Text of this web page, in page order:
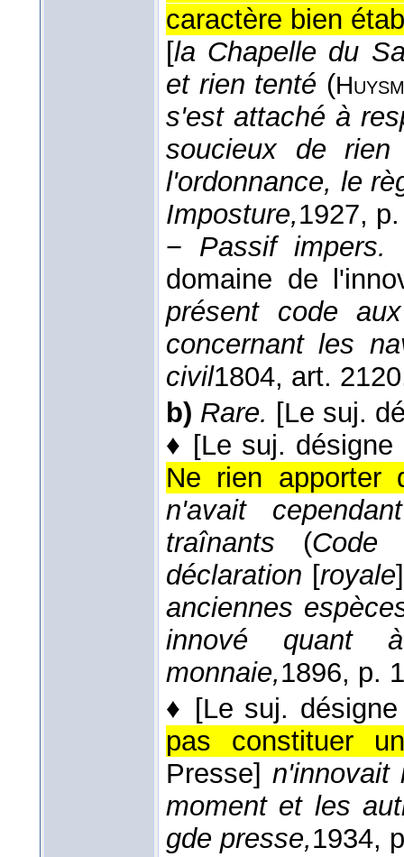
caractère bien
[la Chapelle du
et rien tenté (
s'est attaché à
soucieux de
l'ordonnance, le
Imposture,1927,
− Passif impers.
domaine de
présent code
concernant les
civil1804, art.
b) Rare. [Le suj.
♦ [Le suj.
Ne rien apporter
n'avait
traînants (Code
déclaration [royale
anciennes
innové quant
monnaie,1896, p.
♦ [Le suj.
pas constituer
Presse]
moment et les
gde presse,1934,